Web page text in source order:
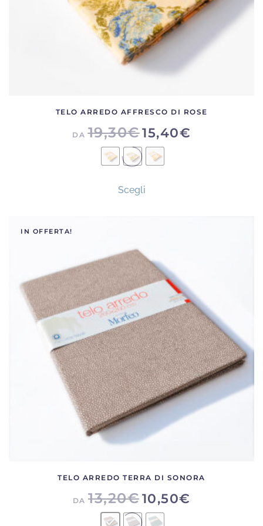
del
prodotto
TELO ARREDO AFFRESCO DI ROSE
DA19,30€15,40€
Scegliprodotto
Le
opzioni
possono
essere
scelte
nella
pagina
del
prodotto
IN OFFERTA!
TELO ARREDO TERRA DI SONORA
DA 13,20€10,50€